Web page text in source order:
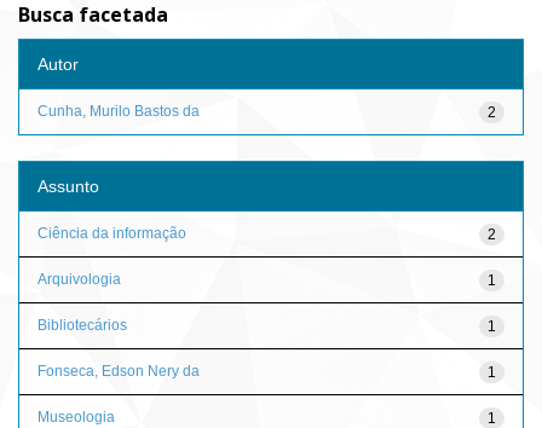
Busca facetada
Autor
2
Cunha, Murilo Bastos da
Assunto
2
Ciência da informação
1
Arquivologia
1
Bibliotecários
1
Fonseca, Edson Nery da
1
Museologia